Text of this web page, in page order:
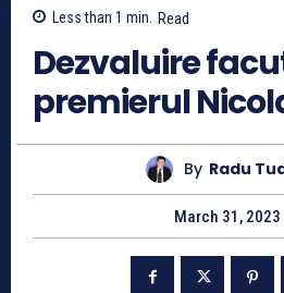
Less than 1 min. Read
Dezvaluire
premierul
By Radu
March 31, 2023